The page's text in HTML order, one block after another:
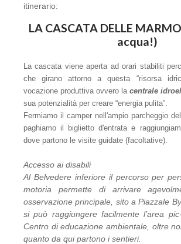
itinerario:
LA CASCATA DELLE
acqua!)
La cascata viene aperta ad orari stabiliti
che girano attorno a questa “risorsa
vocazione produttiva ovvero la centrale
sua potenzialità per creare “energia pulita”.
Fermiamo il camper nell'ampio parcheggio
paghiamo il biglietto d'entrata e
dove partono le visite guidate (facoltative).
Accesso ai disabili
Al Belvedere inferiore il percorso per
motoria permette di arrivare
osservazione principale, sito a Piazzale
si può raggiungere facilmente l’area
Centro di educazione ambientale, oltre
quanto da qui partono i sentieri.